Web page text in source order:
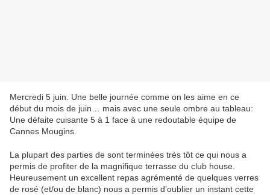
Mercredi 5 juin. Une belle journée comme on les aime en ce
début du mois de juin… mais avec une seule ombre au tableau:
Une défaite cuisante 5 à 1 face à une redoutable équipe de
Cannes Mougins.
La plupart des parties de sont terminées très tôt ce qui nous a
permis de profiter de la magnifique terrasse du club house.
Heureusement un excellent repas agrémenté de quelques verres
de rosé (et/ou de blanc) nous a permis d’oublier un instant cette